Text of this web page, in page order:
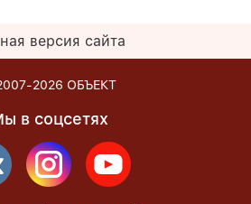
версия сайта
2026 ОБЪЕКТ
в соцсетях